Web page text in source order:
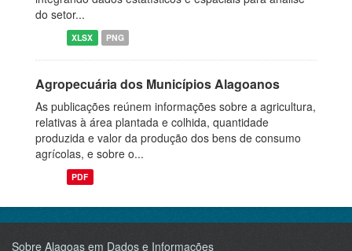
do setor...
XLSX PNG
Agropecuária dos Municípios Alagoanos
As publicações reúnem informações sobre a agricultura,
relativas à área plantada e colhida, quantidade
produzida e valor da produção dos bens de consumo
agrícolas, e sobre o...
PDF
Sobre Alagoas em Dados e Informações